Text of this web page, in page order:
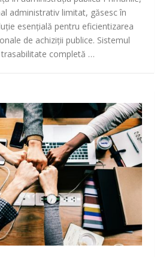
administrativ limitat, găsesc în
esențială pentru eficientizarea
de achiziții publice. Sistemul
completă …